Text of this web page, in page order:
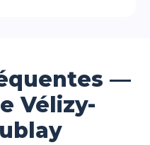
—
Vélizy-